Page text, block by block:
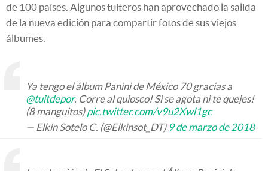
de 100 países. Algunos tuiteros han aprovechado la salida
de la nueva edición para compartir fotos de sus viejos
álbumes.
Ya tengo el álbum Panini de México 70 gracias a
@tuitdepor. Corre al quiosco! Si se agota ni te quejes!
(8 manguitos)pic.twitter.com/v9u2Xwl1gc
— Elkin Sotelo C. (@Elkinsot_DT) 9 de marzo de 2018